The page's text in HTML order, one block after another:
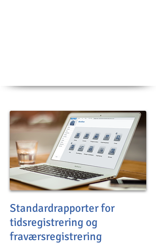
Standardrapporter for
tidsregistrering og
fraværsregistrering